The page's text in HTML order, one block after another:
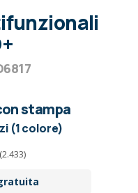
stampa
(1 colore)